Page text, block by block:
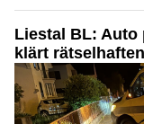
Liestal BL: Auto
klärt